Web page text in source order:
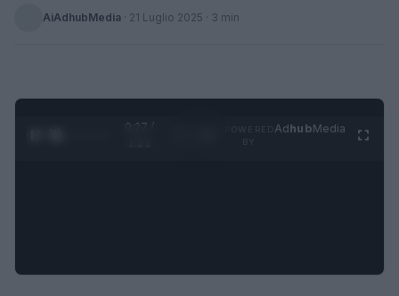
AiAdhubMedia · 21 Luglio 2025 · 3 min
0:28 /
AdhubMedia